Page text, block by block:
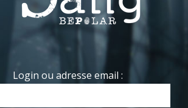
Login ou adresse email :